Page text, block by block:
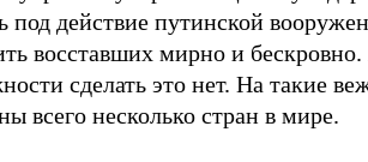
под действие путинской
восставших мирно и
сделать это нет. На такие
всего несколько стран в мире.